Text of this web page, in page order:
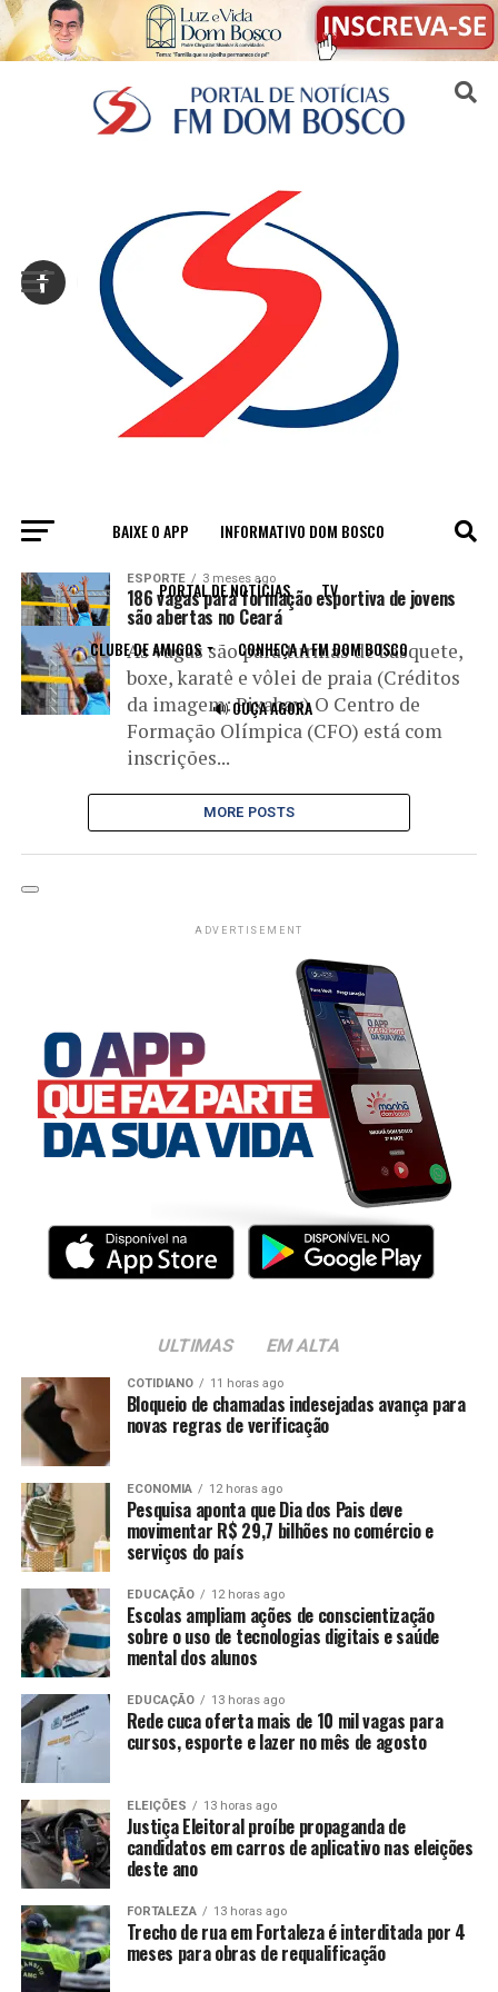
BAIXE O APP INFORMATIVO DOM BOSCO
PORTAL DE NOTÍCIAS TV
CLUBE DE AMIGOS CONHEÇA A FM DOM BOSCO
🔊 OUÇA AGORA
All posts tagged "modalidades"
ESPORTE 3 meses ago
186 vagas para formação esportiva de jovens
são abertas no Ceará
As vagas são para turmas de basquete,
boxe, karatê e vôlei de praia (Créditos
da imagem: Pixabay) O Centro de
Formação Olímpica (CFO) está com
inscrições...
MORE POSTS
ADVERTISEMENT
ULTIMAS EM ALTA
COTIDIANO 11 horas ago
Bloqueio de chamadas indesejadas avança para
novas regras de verificação
ECONOMIA 12 horas ago
Pesquisa aponta que Dia dos Pais deve
movimentar R$ 29,7 bilhões no comércio e
serviços do país
EDUCAÇÃO 12 horas ago
Escolas ampliam ações de conscientização
sobre o uso de tecnologias digitais e saúde
mental dos alunos
EDUCAÇÃO 13 horas ago
Rede cuca oferta mais de 10 mil vagas para
cursos, esporte e lazer no mês de agosto
ELEIÇÕES 13 horas ago
Justiça Eleitoral proíbe propaganda de
candidatos em carros de aplicativo nas eleições
deste ano
FORTALEZA 13 horas ago
Trecho de rua em Fortaleza é interditada por 4
meses para obras de requalificação
Sair da versão mobile